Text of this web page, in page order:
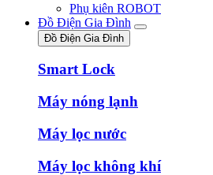
Phụ kiên ROBOT
Đồ Điện Gia Đình
Đồ Điện Gia Đình
Smart Lock
Máy nóng lạnh
Máy lọc nước
Máy lọc không khí